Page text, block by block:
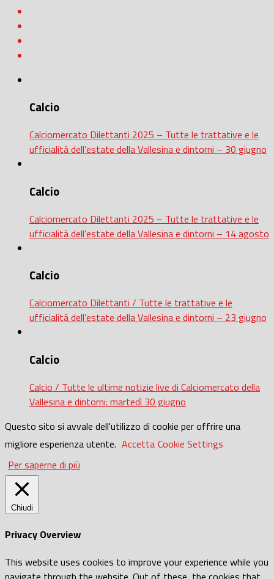
Calcio
Calciomercato Dilettanti 2025 – Tutte le trattative e le
ufficialità dell’estate della Vallesina e dintorni – 30 giugno
Calcio
Calciomercato Dilettanti 2025 – Tutte le trattative e le
ufficialità dell’estate della Vallesina e dintorni – 14 agosto
Calcio
Calciomercato Dilettanti / Tutte le trattative e le
ufficialità dell’estate della Vallesina e dintorni – 23 giugno
Calcio
Calcio / Tutte le ultime notizie live di Calciomercato della
Vallesina e dintorni: martedì 30 giugno
Questo sito si avvale dell'utilizzo di cookie per offrire una
migliore esperienza utente. Accetta Cookie Settings
Per saperne di più
Chiudi
Privacy Overview
This website uses cookies to improve your experience while you